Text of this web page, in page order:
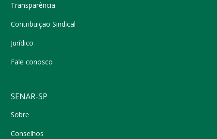
Transparência
Contribuição Sindical
Jurídico
Fale conosco
SENAR-SP
Sobre
Conselhos